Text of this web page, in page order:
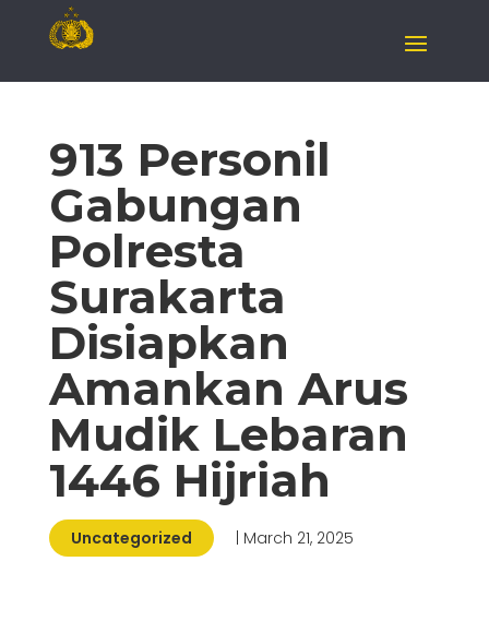
913 Personil
Gabungan
Polresta
Surakarta
Disiapkan
Amankan Arus
Mudik Lebaran
1446 Hijriah
Uncategorized | March 21, 2025